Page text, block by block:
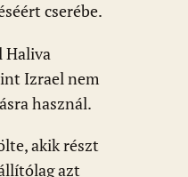
cserébe.
Haliva
Izrael nem
használ.
akik részt
azt